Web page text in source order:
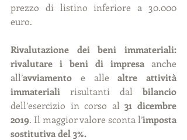
prezzo di listino inferiore a 30.000
euro.
Rivalutazione dei beni immateriali:
rivalutare i beni di impresa anche
all’avviamento e alle altre attività
immateriali risultanti dal bilancio
dell’esercizio in corso al 31 dicembre
2019. Il maggior valore sconta l’imposta
sostitutiva del 3%.